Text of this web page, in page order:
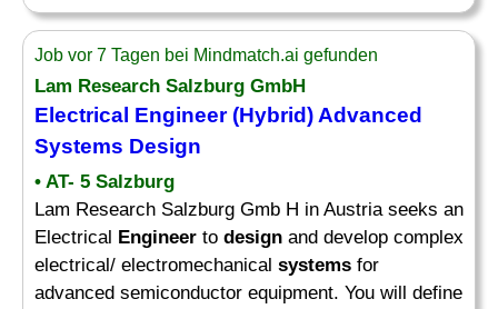
Job vor 7 Tagen bei Mindmatch.ai gefunden
Lam Research Salzburg GmbH
Electrical Engineer(Hybrid) Advanced
Systems Design
• AT- 5 Salzburg
Lam Research Salzburg Gmb H in Austria seeks an
Electrical Engineer to design and develop complex
electrical/ electromechanical systems for
advanced semiconductor equipment. You will define